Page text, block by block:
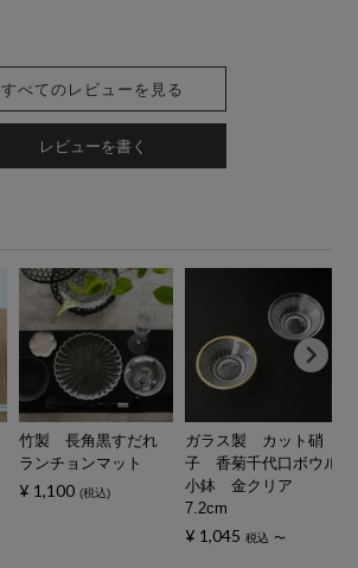
すべてのレビューを見る
レビューを書く
竹製 長角黒すだれ
ランチョンマット
¥ 1,100 税込
ガラス製 カット硝
子 香菊千代口ボウル
小鉢 金クリア
7.2cm
¥ 1,045 税込 〜